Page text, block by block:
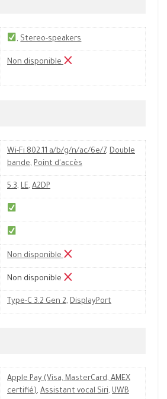
,Stereo-speakers
Non disponible
Wi-Fi 802.11 a/b/g/n/ac/6e/7, Double
bande, Point d'accès
5.3, LE, A2DP
Non disponible
Non disponible
Type-C 3.2 Gen 2, DisplayPort
Apple Pay (Visa, MasterCard, AMEX
certifié), Assistant vocal Siri, UWB